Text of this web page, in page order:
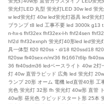
蛍光灯LED 丸型 蛍光灯LED 30w led 蛍
w led蛍光灯 40w led蛍光灯器具 led蛍光
ブランプ t8 led 工事不要 led 3000k g13
n-hx-s fhf32ex fhf32ex-l-h fhf24sen
hf2d fhf32exnph 蛍光灯40形led led蛍光
具一体型 fl20 fl20ss・d/18 fl20ssd18
fl20sw flr40sex-n/m/36 flr1667t6lp
36 flr40sdm36 ledベースライト 40w 2灯
灯 40w 直管ラピッド 広角 led 蛍光灯
ランプ 20形 オーム 電機 led直管40形
光色 蛍光灯 32形 fh 蛍光灯 40w形 直管
40w形 昼光色 ラピッドスタート形 25本